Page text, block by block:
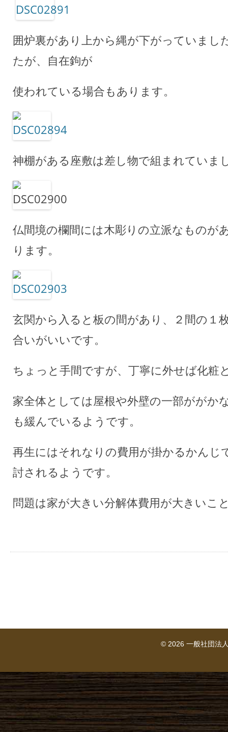
囲炉裏があり上から縄が下がっていまし
たが、自在鉤が
使われている場合もあります。
神棚がある座敷は差し物で組まれていま
仏間境の欄間には木彫りの立派なものが
ります。
玄関から入ると板の間があり、２間の１
合いがいいです。
ちょっと手間ですが、丁寧に外せば化粧
家全体としては屋根や外壁の一部ががか
も緩んでいるようです。
再生にはそれなりの費用が掛かるかんじ
討されるようです。
問題は家が大きい分解体費用が大きいこ
© 2026 一般社団法